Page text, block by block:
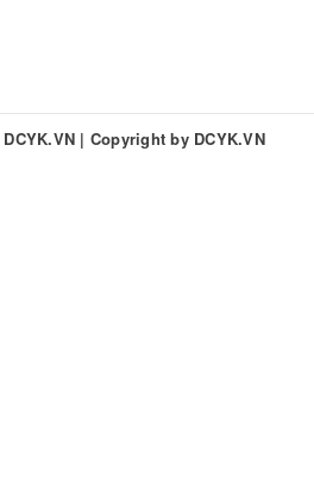
DCYK.VN | Copyright by DCYK.VN